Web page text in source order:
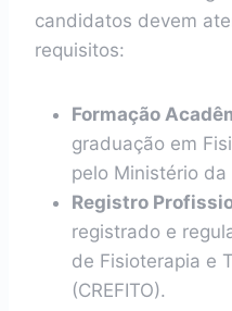
candidatos devem
requisitos:
Formação
graduação em
pelo Ministério da
Registro
registrado e
de Fisioterapia e
(CREFITO).